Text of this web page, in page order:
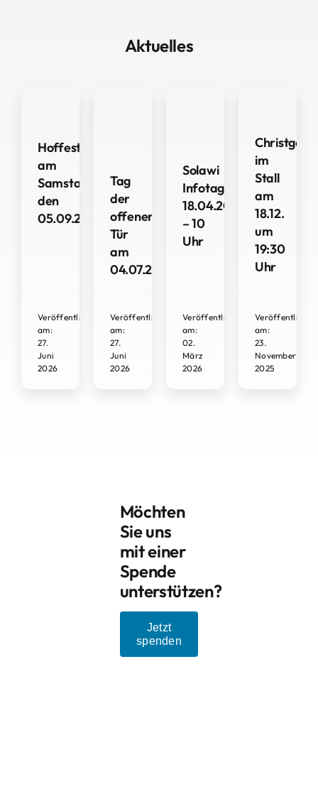
Aktuelles
Hoffest
am
Samstag
den
05.09.2026
Veröffentlicht
am:
27.
Juni
2026
Tag
der
offenen
Tür
am
04.07.2026
Veröffentlicht
am:
27.
Juni
2026
Solawi
Infotag
18.04.2026
– 10
Uhr
Veröffentlicht
am:
02.
März
2026
im
Stall
am
18.12.
um
19:30
Uhr
Veröffentlicht
am:
23.
November
2025
Möchten
Sie uns
mit einer
Spende
unterstützen?
Jetzt
spenden